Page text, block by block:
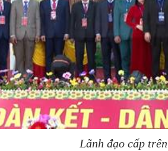
Lãnh đạo cấp